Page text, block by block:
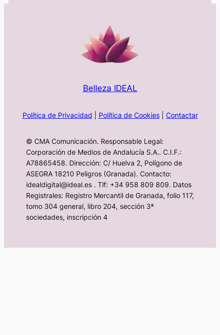
Belleza IDEAL
Política de Privacidad Política de Cookies| Contactar
© CMA Comunicación. Responsable Legal:
Corporación de Medios de Andalucía S.A.. C.I.F.:
A78865458. Dirección: C/ Huelva 2, Polígono de
ASEGRA 18210 Peligros (Granada). Contacto:
idealdigital@ideal.es . Tlf: +34 958 809 809. Datos
Registrales: Registro Mercantil de Granada, folio 117,
tomo 304 general, libro 204, sección 3ª
sociedades, inscripción 4